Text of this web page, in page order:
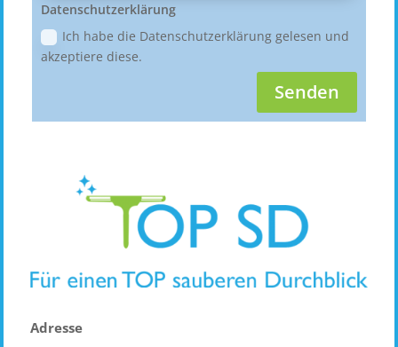
Datenschutzerklärung
Ich habe die Datenschutzerklärung gelesen und
akzeptiere diese.
Senden
Adresse